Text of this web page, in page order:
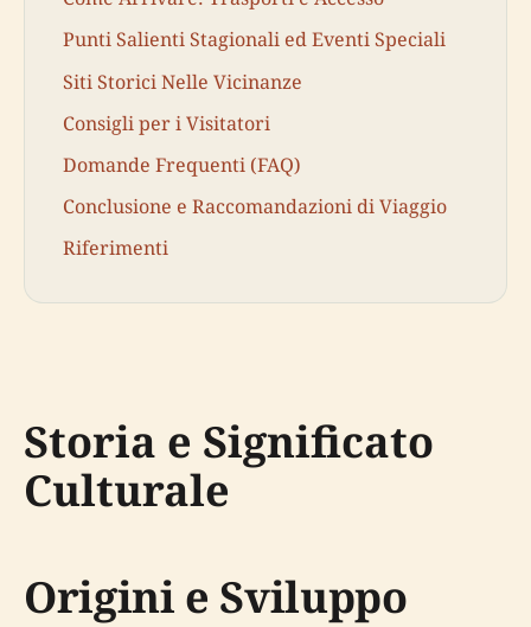
Punti Salienti Stagionali ed Eventi Speciali
Siti Storici Nelle Vicinanze
Consigli per i Visitatori
Domande Frequenti (FAQ)
Conclusione e Raccomandazioni di Viaggio
Riferimenti
Storia e Significato
Culturale
Origini e Sviluppo